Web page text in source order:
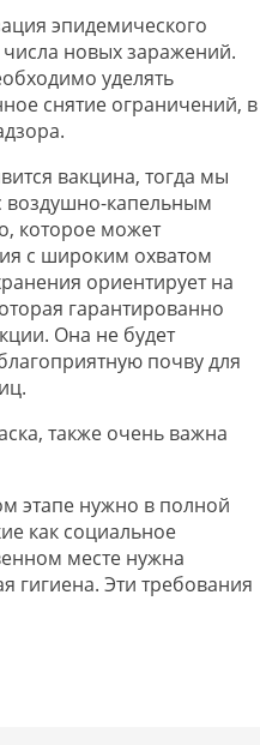
эпидемического
новых заражений.
уделять
снятие ограничений, в
вакцина, тогда мы
капельным
которое может
с широким охватом
ориентирует на
гарантированно
Она не будет
почву для
также очень важна
этапе нужно в полной
как социальное
месте нужна
гигиена. Эти требования